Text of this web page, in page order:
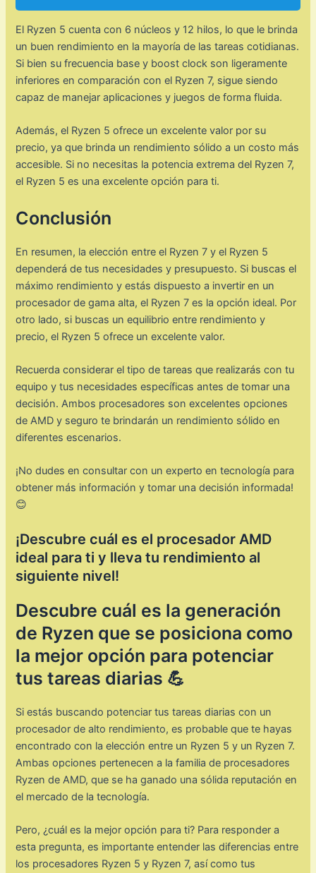
El Ryzen 5 cuenta con 6 núcleos y 12 hilos, lo que le brinda
un buen rendimiento en la mayoría de las tareas cotidianas.
Si bien su frecuencia base y boost clock son ligeramente
inferiores en comparación con el Ryzen 7, sigue siendo
capaz de manejar aplicaciones y juegos de forma fluida.
Además, el Ryzen 5 ofrece un excelente valor por su
precio, ya que brinda un rendimiento sólido a un costo más
accesible. Si no necesitas la potencia extrema del Ryzen 7,
el Ryzen 5 es una excelente opción para ti.
Conclusión
En resumen, la elección entre el Ryzen 7 y el Ryzen 5
dependerá de tus necesidades y presupuesto. Si buscas el
máximo rendimiento y estás dispuesto a invertir en un
procesador de gama alta, el Ryzen 7 es la opción ideal. Por
otro lado, si buscas un equilibrio entre rendimiento y
precio, el Ryzen 5 ofrece un excelente valor.
Recuerda considerar el tipo de tareas que realizarás con tu
equipo y tus necesidades específicas antes de tomar una
decisión. Ambos procesadores son excelentes opciones
de AMD y seguro te brindarán un rendimiento sólido en
diferentes escenarios.
¡No dudes en consultar con un experto en tecnología para
obtener más información y tomar una decisión informada!
😊
¡Descubre cuál es el procesador AMD
ideal para ti y lleva tu rendimiento al
siguiente nivel!
Descubre cuál es la generación
de Ryzen que se posiciona como
la mejor opción para potenciar
tus tareas diarias 💪
Si estás buscando potenciar tus tareas diarias con un
procesador de alto rendimiento, es probable que te hayas
encontrado con la elección entre un Ryzen 5 y un Ryzen 7.
Ambas opciones pertenecen a la familia de procesadores
Ryzen de AMD, que se ha ganado una sólida reputación en
el mercado de la tecnología.
Pero, ¿cuál es la mejor opción para ti? Para responder a
esta pregunta, es importante entender las diferencias entre
los procesadores Ryzen 5 y Ryzen 7, así como tus